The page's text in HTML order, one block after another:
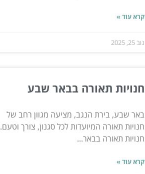
קרא עוד »
נוב 25, 2025
חנויות תאורה בבאר שבע
באר שבע, בירת הנגב, מציעה מגוון רחב של
חנויות תאורה המיועדות לכל סגנון, צורך וטעם.
חנויות תאורה בבאר...
קרא עוד »